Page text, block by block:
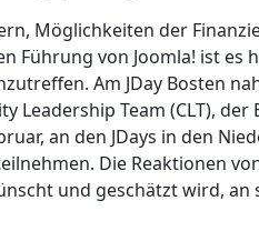
Möglichkeiten der
Führung von Joomla! ist
Am JDay Bosten
Leadership Team (CLT),
an den JDays in den
Die Reaktionen
und geschätzt wird,